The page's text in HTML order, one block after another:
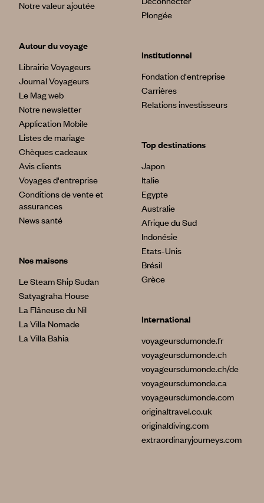
Notre valeur ajoutée
Autour du voyage
Librairie Voyageurs
Journal Voyageurs
Le Mag web
Notre newsletter
Application Mobile
Listes de mariage
Chèques cadeaux
Avis clients
Voyages d'entreprise
Conditions de vente et
assurances
News santé
Nos maisons
Le Steam Ship Sudan
Satyagraha House
La Flâneuse du Nil
La Villa Nomade
La Villa Bahia
Plongée
Institutionnel
Fondation d'entreprise
Carrières
Relations investisseurs
Top destinations
Japon
Italie
Egypte
Australie
Afrique du Sud
Indonésie
Etats-Unis
Brésil
Grèce
International
voyageursdumonde.fr
voyageursdumonde.ch
voyageursdumonde.ch/de
voyageursdumonde.ca
voyageursdumonde.com
originaltravel.co.uk
originaldiving.com
extraordinaryjourneys.com